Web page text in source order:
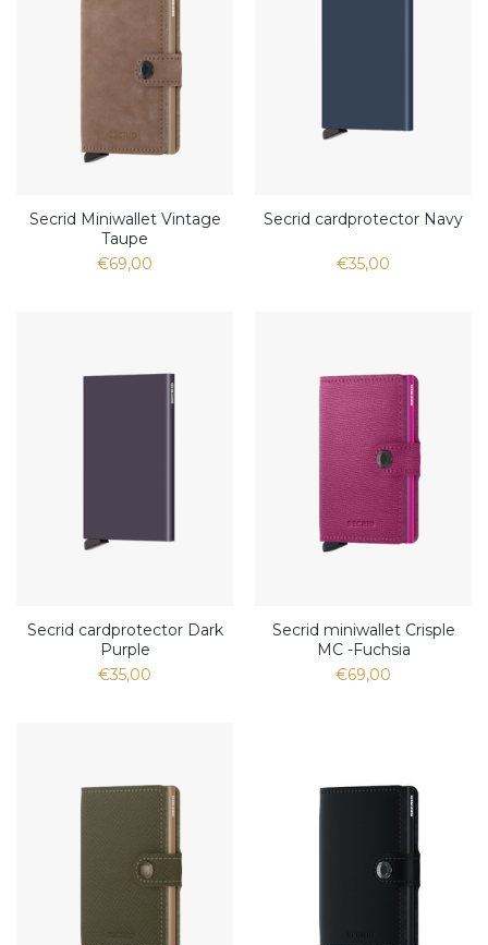
Secrid Miniwallet Vintage
Taupe
€69,00
Secrid cardprotector Navy
€35,00
Secrid cardprotector Dark
Purple
€35,00
Secrid miniwallet Crisple
MC -Fuchsia
€69,00